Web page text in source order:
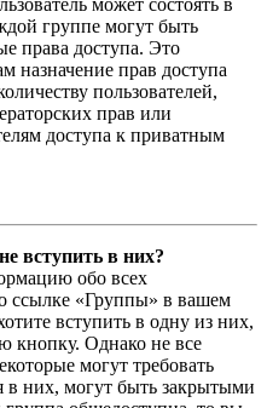
может состоять в
группе могут быть
права доступа. Это
назначение прав доступа
пользователей,
прав или
доступа к приватным
вступить в них?
обо всех
ссылке «Группы» в вашем
вступить в одну из них,
кнопку. Однако не все
могут требовать
в них, могут быть закрытыми